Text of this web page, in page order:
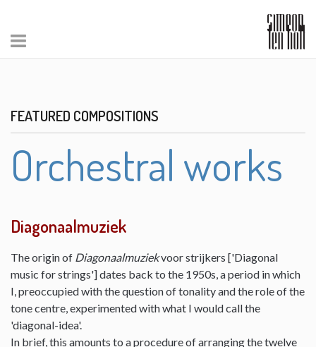
FEATURED COMPOSITIONS
Orchestral works
Diagonaalmuziek
The origin of Diagonaalmuziekvoor strijkers ['Diagonal
music for strings'] dates back to the 1950s, a period in which
I, preoccupied with the question of tonality and the role of the
tone centre, experimented with what I would call the
'diagonal-idea'.
In brief, this amounts to a procedure of arranging the twelve